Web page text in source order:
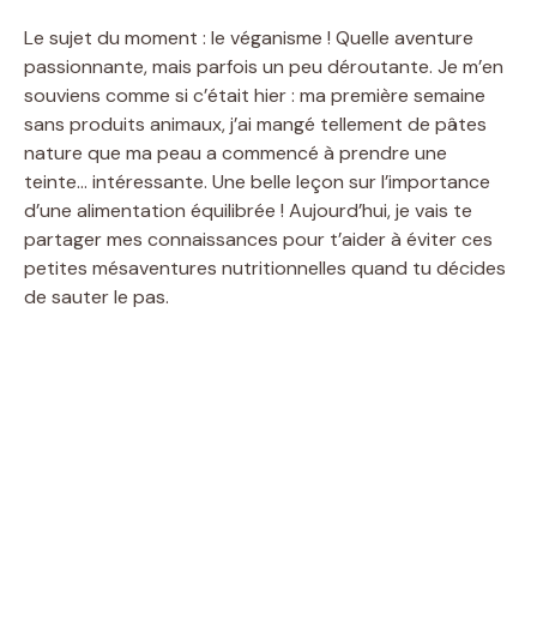
Le sujet du moment : le véganisme ! Quelle aventure
passionnante, mais parfois un peu déroutante. Je m’en
souviens comme si c’était hier : ma première semaine
sans produits animaux, j’ai mangé tellement de pâtes
nature que ma peau a commencé à prendre une
teinte… intéressante. Une belle leçon sur l’importance
d’une alimentation équilibrée ! Aujourd’hui, je vais te
partager mes connaissances pour t’aider à éviter ces
petites mésaventures nutritionnelles quand tu décides
de sauter le pas.